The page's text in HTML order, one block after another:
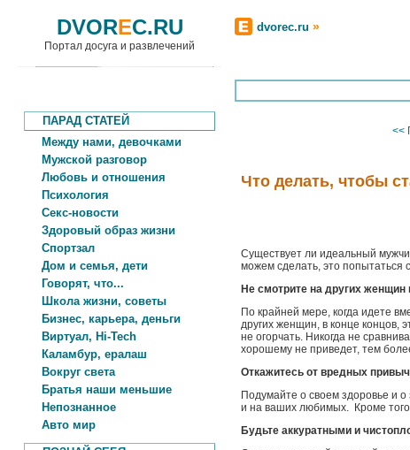
DVOREC.RU
Портал досуга и развлечений
dvorec.ru »
ПАРАД СТАТЕЙ
Между нами, девочками
Мужской разговор
Любовь и отношения
Психология
Секс-новости
Здоровый образ жизни
Спортзал
Дом и семья, дети
Говорят, что...
Школа жизни, советы
Бизнес, карьера, деньги
Виртуал, Hi-Tech
Каламбур, ералаш
Вокруг света
Братья наши меньшие
Непознанное
Авто мир
<<
Что делать, чтобы
Существует ли идеальный
можем сделать, это
Не смотрите на других женщин
По крайней мере, когда идете
других женщин, в конце концов,
не огорчать. Никогда не
хорошему не приведет, тем
Откажитесь от вредных
Подумайте о своем здоровье и
и на ваших любимых. Кроме
Будьте аккуратными и